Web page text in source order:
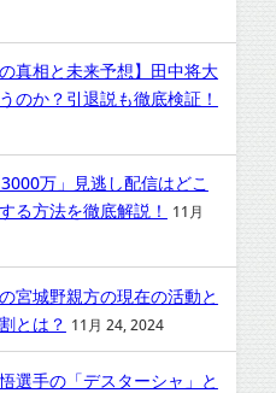
の真相と未来予想】田中将大
のか？引退説も徹底検証！
万」見逃し配信はどこ
る方法を徹底解説！
11月
宮城野親方の現在の活動と
とは？ 11月 24, 2024
選手の「デスターシャ」と